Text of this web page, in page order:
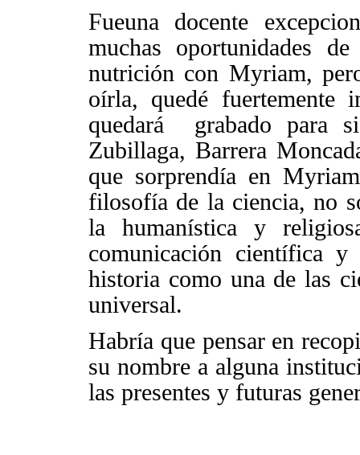
Fueuna docente
muchas oportunidades
nutrición con Myriam,
oírla, quedé fuertemente
quedará
grabado para
Zubillaga, Barrera
que sorprendía en
filosofía de la ciencia, no
la humanística y
comunicación científica
historia como una de las
universal.
Habría que pensar en
su nombre a alguna
las presentes y futuras